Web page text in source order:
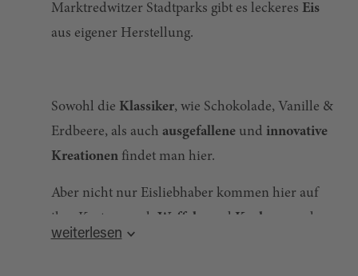
Marktredwitzer Stadtparks gibt es leckeres Eis
aus eigener Herstellung.
Sowohl die Klassiker, wie Schokolade, Vanille &
Erdbeere, als auch ausgefalleneund innovative
Kreationenfindet man hier.
Aber nicht nur Eisliebhaber kommen hier auf
ihre Kosten: auch Waffeln und Kuchen
werden
hier angeboten sowie
weiterlesen